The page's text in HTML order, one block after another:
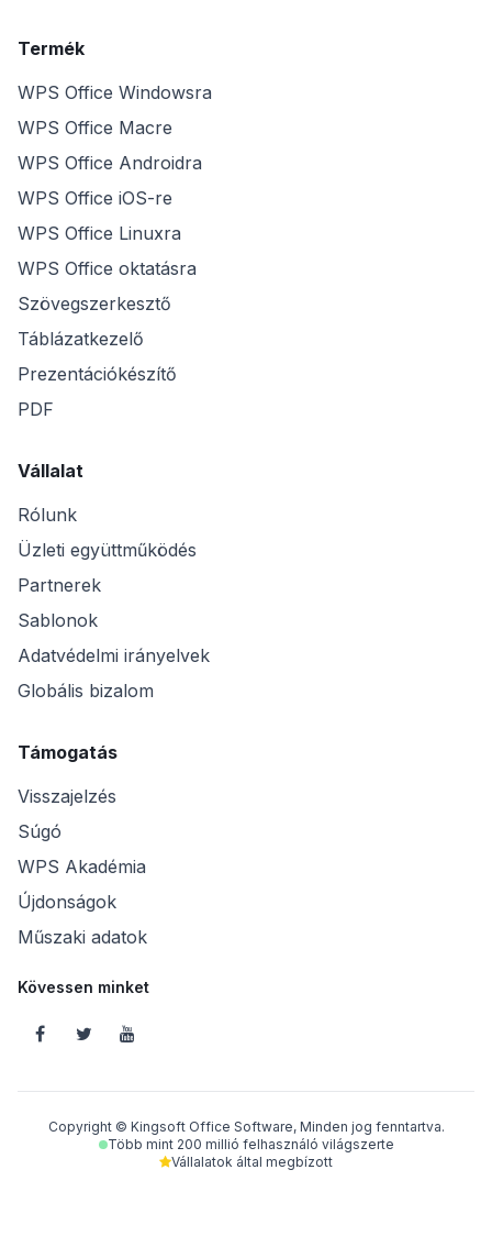
Termék
WPS Office Windowsra
WPS Office Macre
WPS Office Androidra
WPS Office iOS-re
WPS Office Linuxra
WPS Office oktatásra
Szövegszerkesztő
Táblázatkezelő
Prezentációkészítő
PDF
Vállalat
Rólunk
Üzleti együttműködés
Partnerek
Sablonok
Adatvédelmi irányelvek
Globális bizalom
Támogatás
Visszajelzés
Súgó
WPS Akadémia
Újdonságok
Műszaki adatok
Kövessen minket
Copyright © Kingsoft Office Software, Minden jog fenntartva.
Több mint 200 millió felhasználó világszerte
Vállalatok által megbízott